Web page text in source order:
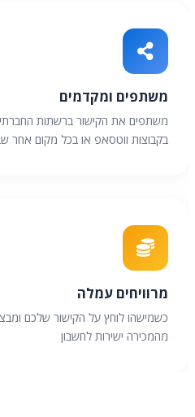
משתפים ומקדמים
משתפים את הקישור ברשתות
בקבוצות ווטסאפ או בכל מקום אחר
מרוויחים עמלה
כשמישהו לוחץ על הקישור שלכם
מהמכירה ישירות לחשבון